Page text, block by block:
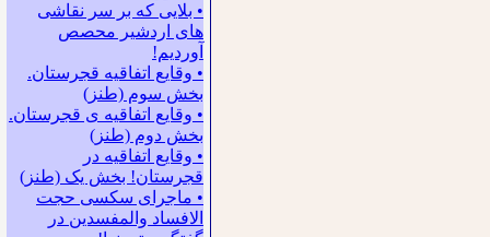
• بلایی که بر سر نقاشی
های اردشیر محصص
آوردیم!
• وقایع اتفاقیه قجرستان.
بخش سوم (طنز)
• وقایع اتفاقیه ی قجرستان.
بخش دوم (طنز)
• وقایع اتفاقیه در
قجرستان! بخش یک (طنز)
• ماجرای سکسی حجت
الافساد والمفسدین در